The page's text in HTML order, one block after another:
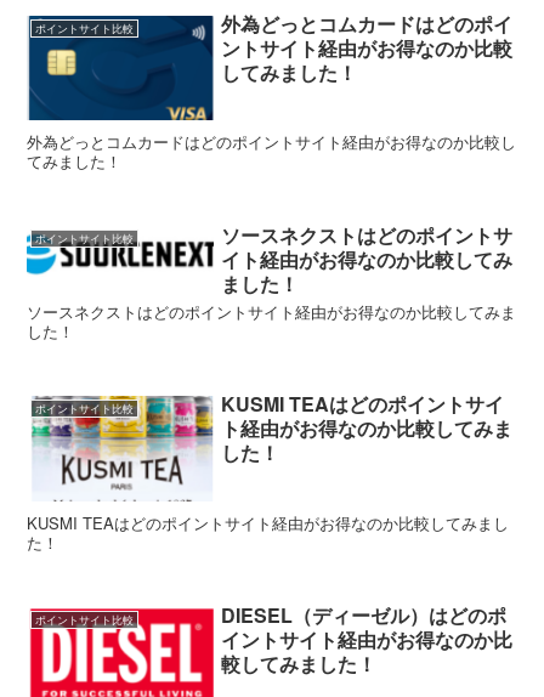
ポイントサイト比較
外為どっとコムカードはどのポイ
ントサイト経由がお得なのか比較
してみました！
外為どっとコムカードはどのポイントサイト経由がお得なのか比較し
てみました！
ポイントサイト比較
ソースネクストはどのポイントサ
イト経由がお得なのか比較してみ
ました！
ソースネクストはどのポイントサイト経由がお得なのか比較してみま
した！
ポイントサイト比較
KUSMI TEAはどのポイントサイ
ト経由がお得なのか比較してみま
した！
KUSMI TEAはどのポイントサイト経由がお得なのか比較してみまし
た！
ポイントサイト比較
DIESEL（ディーゼル）はどのポ
イントサイト経由がお得なのか比
較してみました！